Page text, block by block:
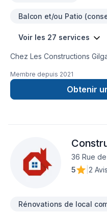
Balcon et/ou Patio
Voir les 27 services
Chez Les Constructions
Isolation mur, Isolation
Revêtement extérieur,
de démontrer notre
idées en réalité.
Membre depuis 2021
Obtenir
36 Rue
5
2 Avis
Rénovations de local